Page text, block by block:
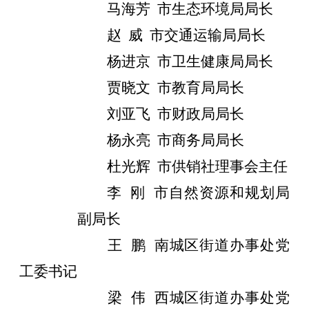
马海芳 市生态环境局局长
赵 威 市交通运输局局长
杨进京 市卫生健康局局长
贾晓文 市教育局局长
刘亚飞 市财政局局长
杨永亮 市商务局局长
杜光辉 市供销社理事会主任
李
刚
市自然资源和规划局
副局长
王
鹏 南城区街道办事处党
工委书记
梁 伟 西城区街道办事处党